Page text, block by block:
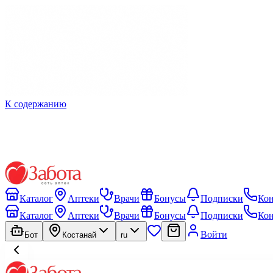
К содержанию
Каталог Аптеки Врачи Бонусы Подписки
Каталог
Аптеки Врачи Бонусы Подписки
Бот Костанай ru Войти